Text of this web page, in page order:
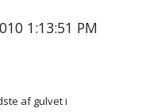
1:13:51 PM
af gulvet i